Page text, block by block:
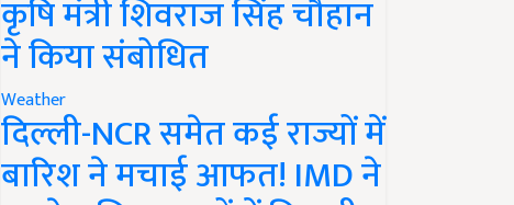
कृषि मंत्री शिवराज सिंह चौहान
ने किया संबोधित
Weather
दिल्ली-NCR समेत कई राज्यों में
बारिश ने मचाई आफत! IMD ने